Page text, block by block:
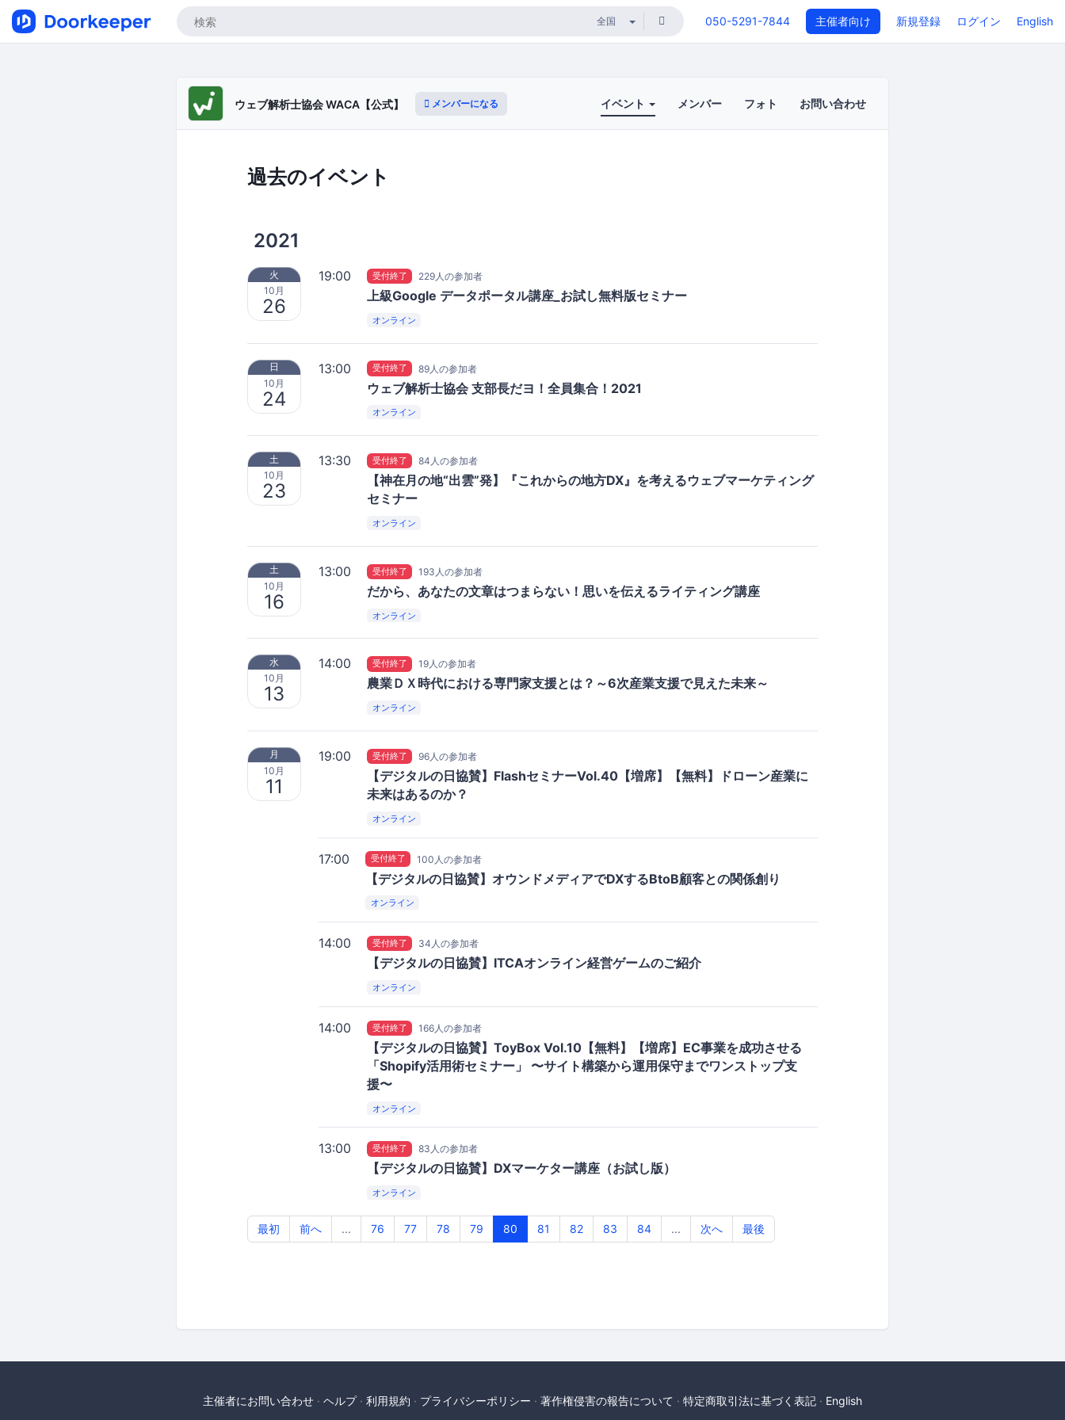
050-5291-7844 主催者向け 新規登録 ログイン English
ウェブ解析士協会 WACA【公式】 メンバーになる イベント メンバー フォト お問い合わせ
過去のイベント
2021
火
10月
26
19:00 受付終了 229人の参加者
上級Google データポータル講座_お試し無料版セミナー
オンライン
日
10月
24
13:00 受付終了 89人の参加者
ウェブ解析士協会 支部長だヨ！全員集合！2021
オンライン
土
10月
23
13:30 受付終了 84人の参加者
【神在月の地“出雲”発】『これからの地方DX』を考えるウェブマーケティング
セミナー
オンライン
土
10月
16
13:00 受付終了 193人の参加者
だから、あなたの文章はつまらない！思いを伝えるライティング講座
オンライン
水
10月
13
14:00 受付終了 19人の参加者
農業ＤＸ時代における専門家支援とは？～6次産業支援で見えた未来～
オンライン
月
10月
11
19:00 受付終了 96人の参加者
【デジタルの日協賛】FlashセミナーVol.40【増席】【無料】ドローン産業に
未来はあるのか？
オンライン
17:00 受付終了 100人の参加者
【デジタルの日協賛】オウンドメディアでDXするBtoB顧客との関係創り
オンライン
14:00 受付終了 34人の参加者
【デジタルの日協賛】ITCAオンライン経営ゲームのご紹介
オンライン
14:00 受付終了 166人の参加者
【デジタルの日協賛】ToyBox Vol.10【無料】【増席】EC事業を成功させる
「Shopify活用術セミナー」 〜サイト構築から運用保守までワンストップ支
援〜
オンライン
13:00 受付終了 83人の参加者
【デジタルの日協賛】DXマーケター講座（お試し版）
オンライン
最初 前へ ... 76 77 78 79 80 81 82 83 84 ... 次へ 最後
主催者にお問い合わせ ヘルプ 利用規約 プライバシーポリシー 著作権侵害の報告について 特定商取引法に基づく表記 English